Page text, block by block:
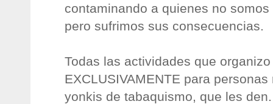
contaminando a quienes no
pero sufrimos sus consecuencias.
Todas las actividades que
EXCLUSIVAMENTE para
yonkis de tabaquismo, que les den.